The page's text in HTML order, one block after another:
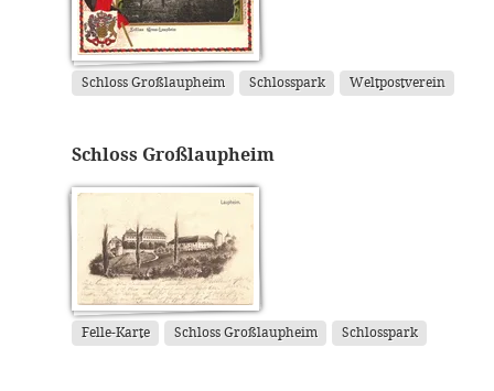
Schloss Großlaupheim Schlosspark Weltpostverein
Schloss Großlaupheim
Felle-Karte Schloss Großlaupheim Schlosspark